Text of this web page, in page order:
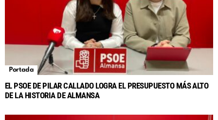
Portada
EL PSOE DE PILAR CALLADO LOGRA EL PRESUPUESTO MÁS ALTO
DE LA HISTORIA DE ALMANSA